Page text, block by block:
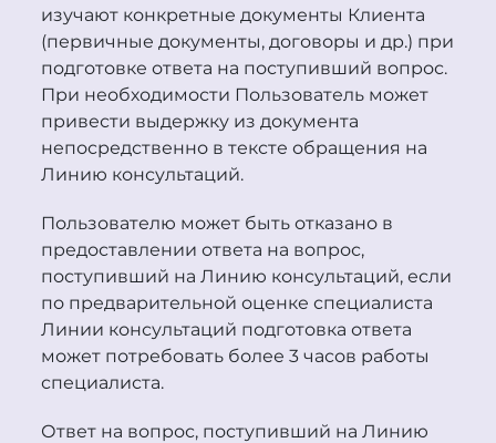
изучают конкретные документы Клиента
(первичные документы, договоры и др.) при
подготовке ответа на поступивший вопрос.
При необходимости Пользователь может
привести выдержку из документа
непосредственно в тексте обращения на
Линию консультаций.
Пользователю может быть отказано в
предоставлении ответа на вопрос,
поступивший на Линию консультаций, если
по предварительной оценке специалиста
Линии консультаций подготовка ответа
может потребовать более 3 часов работы
специалиста.
Ответ на вопрос, поступивший на Линию